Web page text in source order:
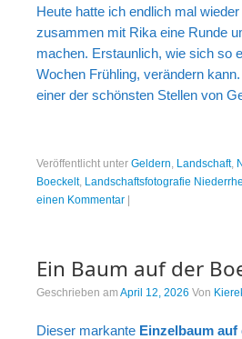
Meine Kalender
Mein Shop
Heute hatte ich endlich mal
zusammen mit Rika eine Runde
machen. Erstaunlich, wie sich so
Wochen Frühling, verändern
einer der schönsten Stellen von
Veröffentlicht unter Geldern, Landschaft,
Boeckelt, Landschaftsfotografie
einen Kommentar
Ein Baum auf der
Geschrieben am April 12, 2026 Von
Dieser markante Einzelbaum